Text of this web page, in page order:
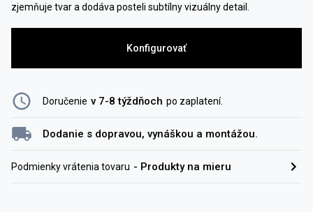
zjemňuje tvar a dodáva posteli subtílny vizuálny detail.
Konfigurovať
Doručenie v 7-8 týždňoch po zaplatení.
Dodanie s dopravou, vynáškou a montážou.
Podmienky vrátenia tovaru - Produkty na mieru